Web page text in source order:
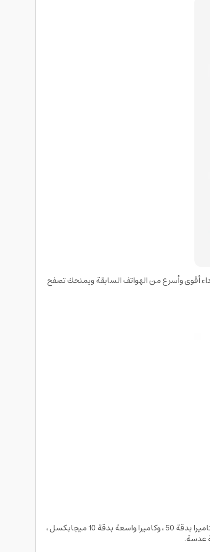
أنوية وهذا المعالج يوفر أداء أقوى وأسرع من الهواتف السابقة ويمنحك تصفح
بقدر ما يتعلق الأمر بالكاميرات ، فإن احدث جوال سامسونج يوفر أربع كاميرات خلفية ، يتميز بكاميرا أساسية 200 ميجابكسل ، كاميرا بدقة 50 ، وكاميرا واسعة بدقة 10 ميجابكسل ،